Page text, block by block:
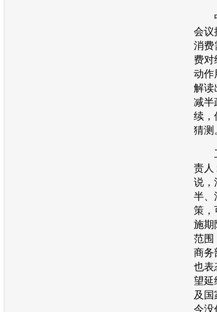
中
会议
消费
费对
动作
解读
减半
续，
猜测
工
责人
说，
半、
策，
施期
范围
商务
也表
望延
及国
今没